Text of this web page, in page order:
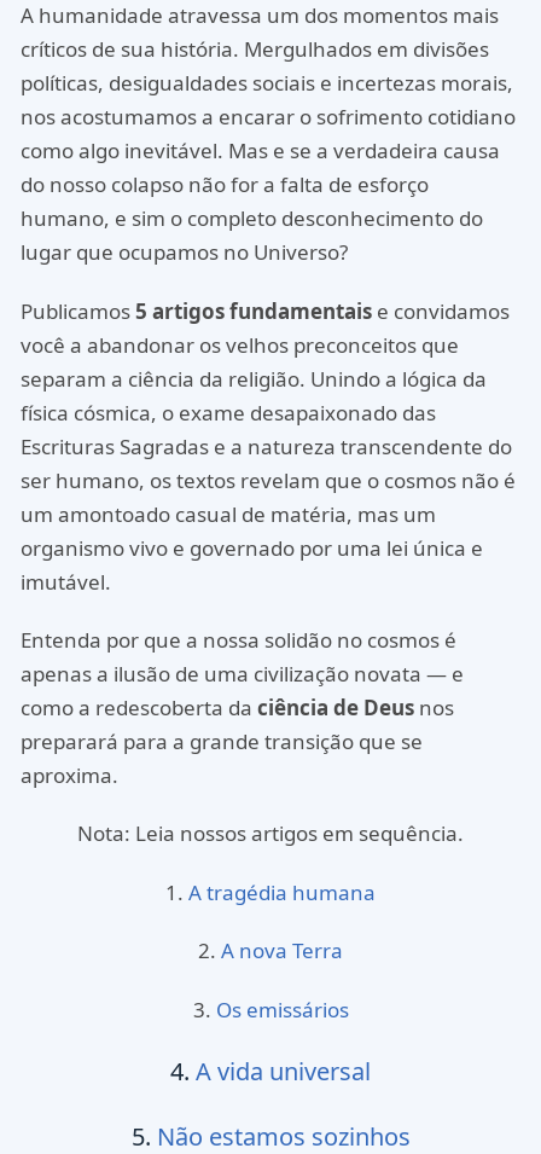
A humanidade atravessa um dos momentos mais
críticos de sua história. Mergulhados em divisões
políticas, desigualdades sociais e incertezas morais,
nos acostumamos a encarar o sofrimento cotidiano
como algo inevitável. Mas e se a verdadeira causa
do nosso colapso não for a falta de esforço
humano, e sim o completo desconhecimento do
lugar que ocupamos no Universo?
Publicamos5 artigos fundamentais e convidamos
você a abandonar os velhos preconceitos que
separam a ciência da religião. Unindo a lógica da
física cósmica, o exame desapaixonado das
Escrituras Sagradas e a natureza transcendente do
ser humano, os textos revelam que o cosmos não é
um amontoado casual de matéria, mas um
organismo vivo e governado por uma lei única e
imutável.
Entenda por que a nossa solidão no cosmos é
apenas a ilusão de uma civilização novata — e
como a redescoberta da ciência de Deus nos
preparará para a grande transição que se
aproxima.
Nota: Leia nossos artigos em sequência.
1. A tragédia humana
2. A nova Terra
3. Os emissários
4. A vida universal
5. Não estamos sozinhos